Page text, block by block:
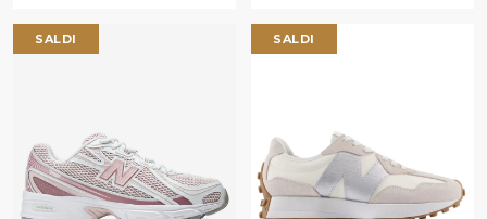
SALDI SALDI